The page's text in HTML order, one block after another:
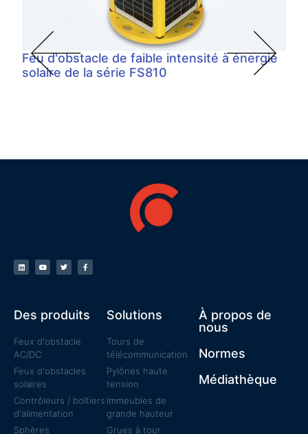
Feu d'obstacle de faible intensité à énergie
solaire de la série FS810
Des produits
Feux d'obstacle
AC/DC
Feux d'obstacles
solaires
Contrôleurs / boîtiers
d'alimentation
Sphères
Solutions
Tours de
télécommunication
Pylônes haute
tension
Immeubles de
grande hauteur
Grues à tour
À propos de
nous
Normes
Médiathèque